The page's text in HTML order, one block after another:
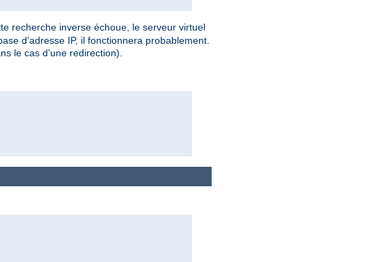
recherche inverse échoue, le serveur virtuel
d'adresse IP, il fonctionnera probablement.
le cas d'une redirection).